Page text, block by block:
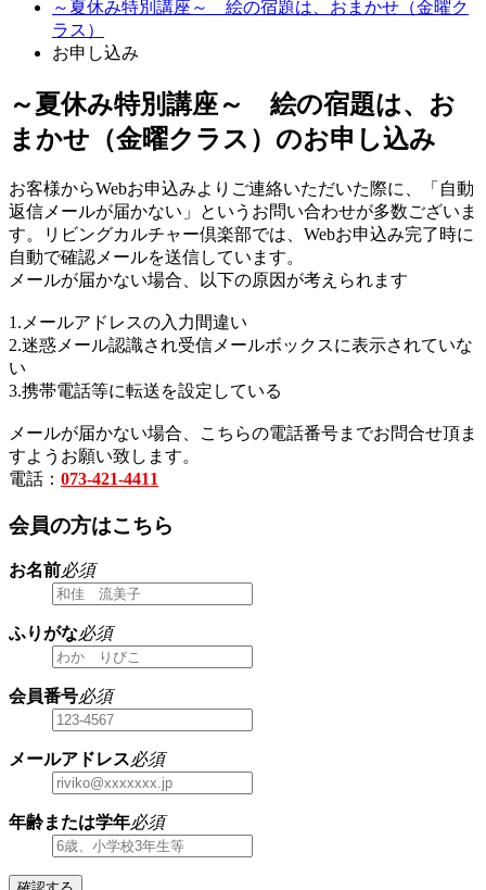
～夏休み特別講座～ 絵の宿題は、おまかせ（金曜ク
ラス）
お申し込み
～夏休み特別講座～ 絵の宿題は、お
まかせ（金曜クラス）のお申し込み
お客様からWebお申込みよりご連絡いただいた際に、「自動
返信メールが届かない」というお問い合わせが多数ございま
す。リビングカルチャー倶楽部では、Webお申込み完了時に
自動で確認メールを送信しています。
メールが届かない場合、以下の原因が考えられます
1.メールアドレスの入力間違い
2.迷惑メール認識され受信メールボックスに表示されていな
い
3.携帯電話等に転送を設定している
メールが届かない場合、こちらの電話番号までお問合せ頂ま
すようお願い致します。
電話： 073-421-4411
会員の方はこちら
お名前必須
ふりがな必須
会員番号必須
メールアドレス必須
年齢または学年必須